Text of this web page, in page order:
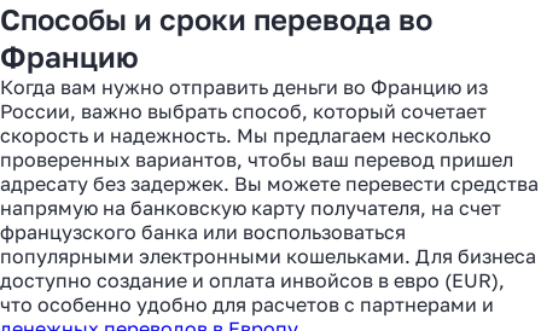
Способы и сроки перевода во
Францию
Когда вам нужно отправить деньги во Францию из
России, важно выбрать способ, который сочетает
скорость и надежность. Мы предлагаем несколько
проверенных вариантов, чтобы ваш перевод пришел
адресату без задержек. Вы можете перевести средства
напрямую на банковскую карту получателя, на счет
французского банка или воспользоваться
популярными электронными кошельками. Для бизнеса
доступно создание и оплата инвойсов в евро (EUR),
что особенно удобно для расчетов с партнерами и